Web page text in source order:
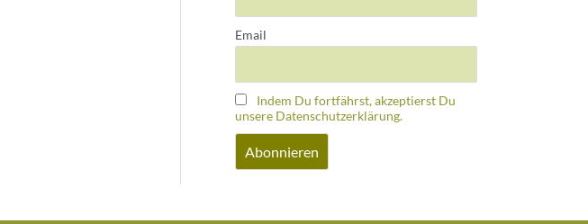
Email
Indem Du fortfährst, akzeptierst Du
unsere Datenschutzerklärung.